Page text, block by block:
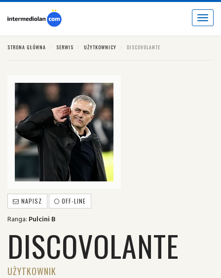
Toggle
STRONA GŁÓWNA SERWIS UŻYTKOWNICY DISCOVOLANTE
NAPISZ OFF-LINE
Ranga: Pulcini B
DISCOVOLANTE
UŻYTKOWNIK